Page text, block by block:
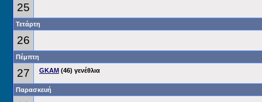
25
Τετάρτη
26
Πέμπτη
27 GKAM (46) γενέθλια
Παρασκευή